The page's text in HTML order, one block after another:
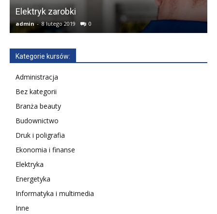
Elektryk zarobki
admin - 8 lutego 2019 0
Kategorie kursów:
Administracja
Bez kategorii
Branża beauty
Budownictwo
Druk i poligrafia
Ekonomia i finanse
Elektryka
Energetyka
Informatyka i multimedia
Inne